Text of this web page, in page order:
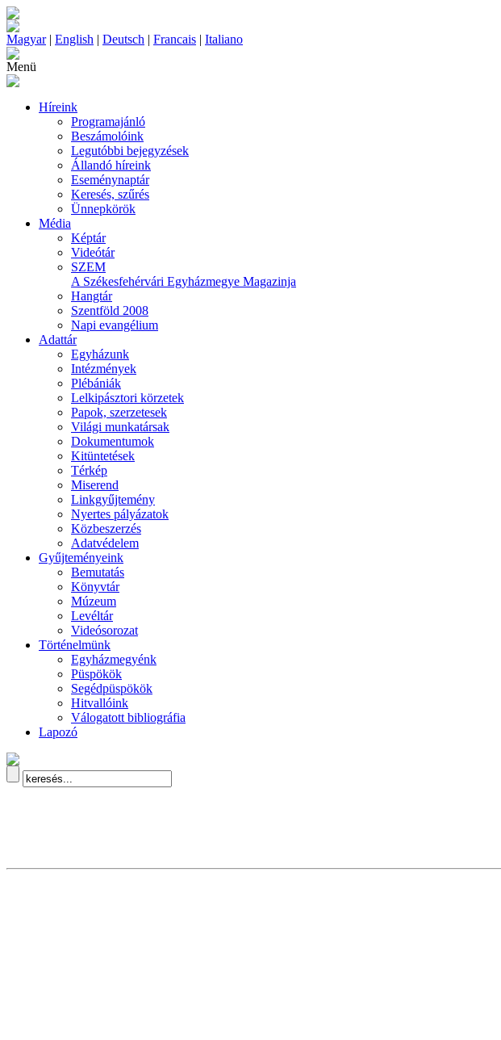
Magyar| English | Deutsch | Francais | Italiano
Menü
Híreink
Programajánló
Beszámolóink
Legutóbbi bejegyzések
Állandó híreink
Eseménynaptár
Keresés, szűrés
Ünnepkörök
Média
Képtár
Videótár
SZEM
A Székesfehérvári Egyházmegye Magazinja
Hangtár
Szentföld 2008
Napi evangélium
Adattár
Egyházunk
Intézmények
Plébániák
Lelkipásztori körzetek
Papok, szerzetesek
Világi munkatársak
Dokumentumok
Kitüntetések
Térkép
Miserend
Linkgyűjtemény
Nyertes pályázatok
Közbeszerzés
Adatvédelem
Gyűjteményeink
Bemutatás
Könyvtár
Múzeum
Levéltár
Videósorozat
Történelmünk
Egyházmegyénk
Püspökök
Segédpüspökök
Hitvallóink
Válogatott bibliográfia
Lapozó